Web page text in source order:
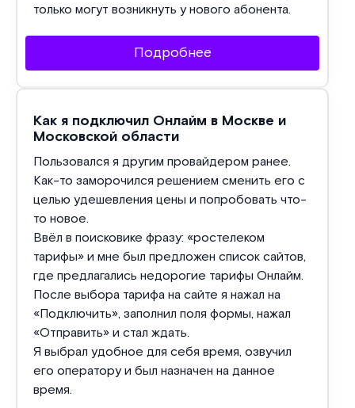
только могут возникнуть у нового абонента.
Подробнее
Как я подключил Онлайм в Москве и
Московской области
Пользовался я другим провайдером ранее.
Как-то заморочился решением сменить его с
целью удешевления цены и попробовать что-
то новое.
Ввёл в поисковике фразу: «ростелеком
тарифы» и мне был предложен список сайтов,
где предлагались недорогие тарифы Онлайм.
После выбора тарифа на сайте я нажал на
«Подключить», заполнил поля формы, нажал
«Отправить» и стал ждать.
Я выбрал удобное для себя время, озвучил
его оператору и был назначен на данное
время.